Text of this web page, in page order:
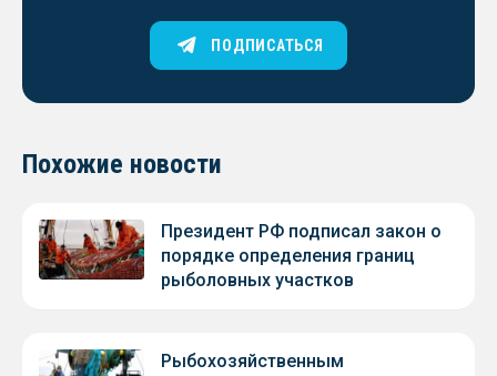
ПОДПИСАТЬСЯ
Похожие новости
Президент РФ подписал закон о
порядке определения границ
рыболовных участков
Рыбохозяйственным